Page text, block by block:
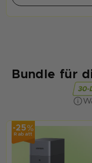
Bundle für
-25%
Rabatt